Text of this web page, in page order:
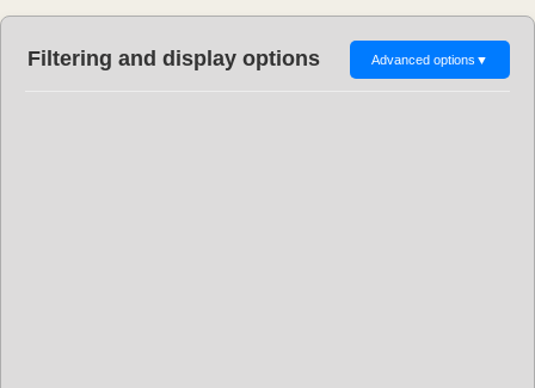
Filtering and display options Advanced options ▼